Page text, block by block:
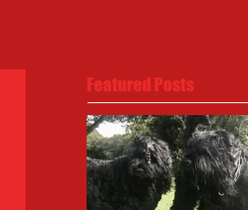
Featured Posts